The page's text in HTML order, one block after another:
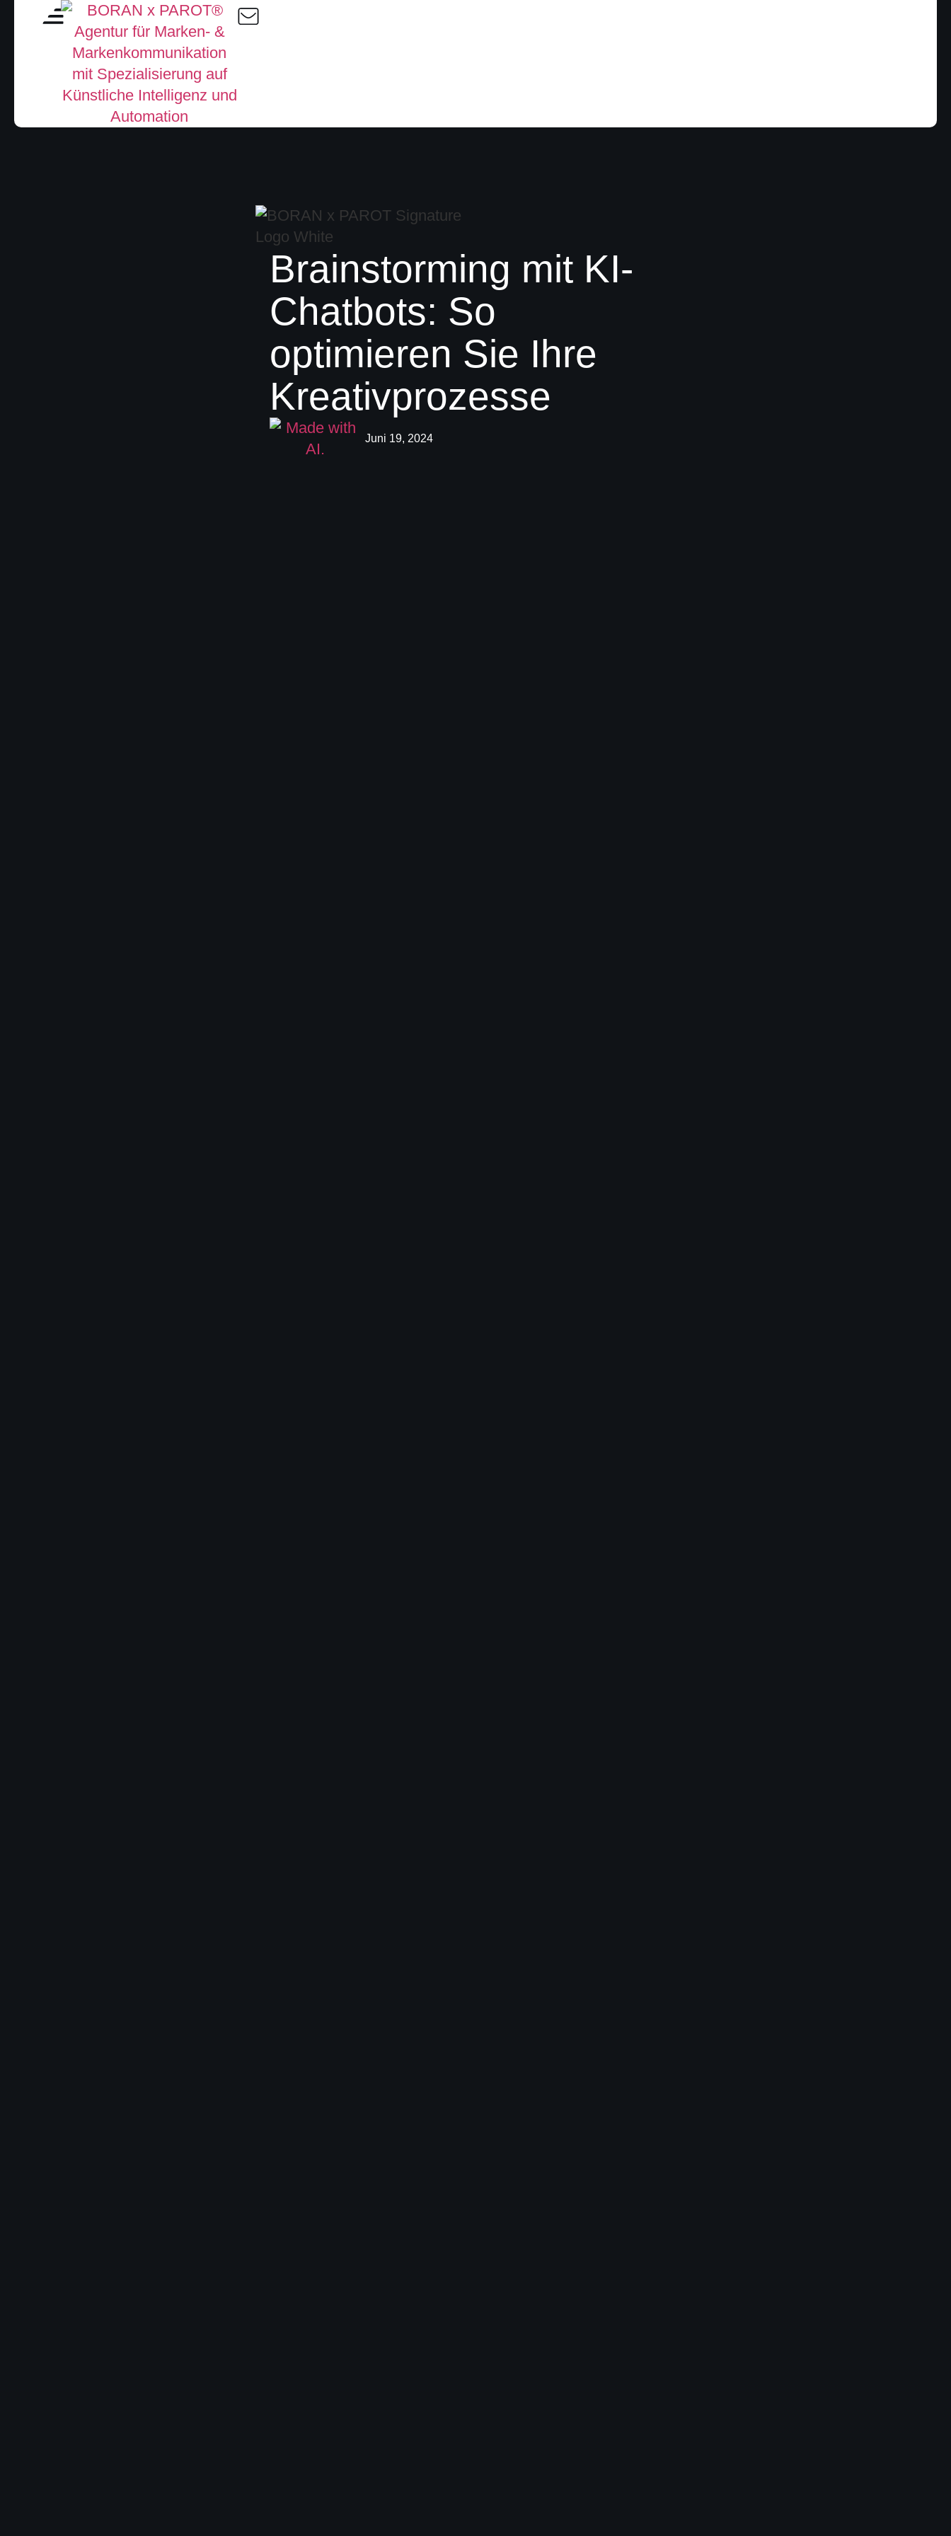
Brainstorming mit KI-
Chatbots: So
optimieren Sie Ihre
Kreativprozesse
Juni 19, 2024